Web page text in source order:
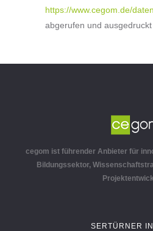
https://www.cegom.de/
abgerufen und ausgedruckt
cegom ist führender Anbieter für
Bildungssektor,
SERTÜRNER